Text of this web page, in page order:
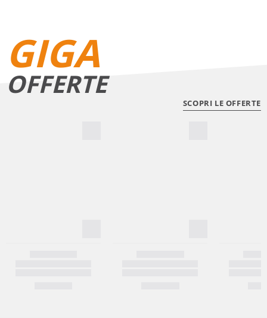
GIGA
OFFERTE
SCOPRI LE OFFERTE